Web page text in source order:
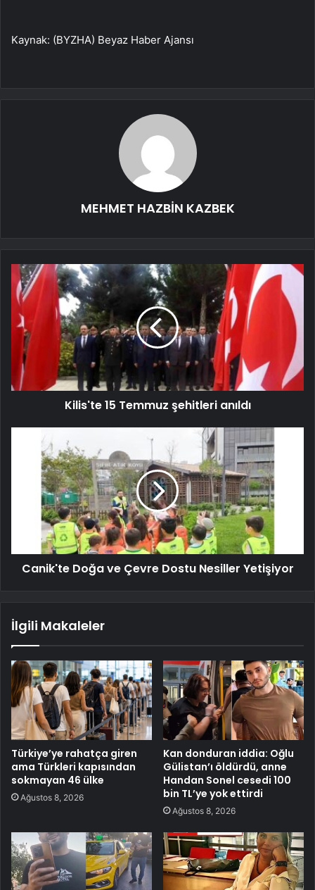
Kaynak: (BYZHA) Beyaz Haber Ajansı
MEHMET HAZBİN KAZBEK
Kilis'te 15 Temmuz şehitleri anıldı
Canik'te Doğa ve Çevre Dostu Nesiller Yetişiyor
İlgili Makaleler
Türkiye’ye rahatça giren
ama Türkleri kapısından
sokmayan 46 ülke
Ağustos 8, 2026
Kan donduran iddia: Oğlu
Gülistan’ı öldürdü, anne
Handan Sonel cesedi 100
bin TL’ye yok ettirdi
Ağustos 8, 2026